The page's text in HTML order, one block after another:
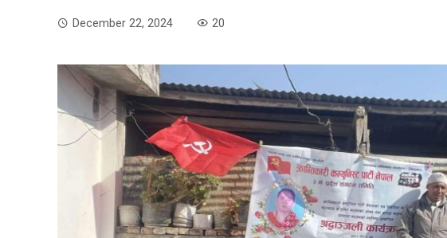
December 22, 2024 20